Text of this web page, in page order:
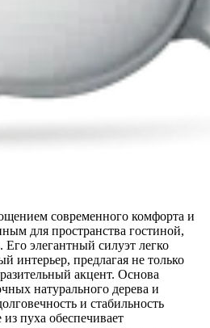
современного комфорта и
для пространства гостиной,
Его элегантный силуэт легко
интерьер, предлагая не только
акцент. Основа
натурального дерева и
и стабильность
пуха обеспечивает